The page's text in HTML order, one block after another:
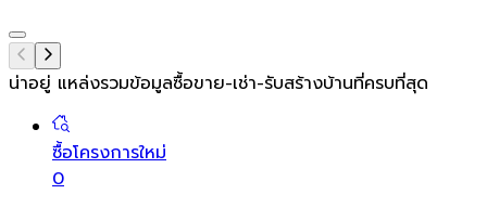
น่าอยู่ แหล่งรวมข้อมูลซื้อขาย-เช่า-รับสร้างบ้านที่ครบที่สุด
ซื้อโครงการใหม่
0